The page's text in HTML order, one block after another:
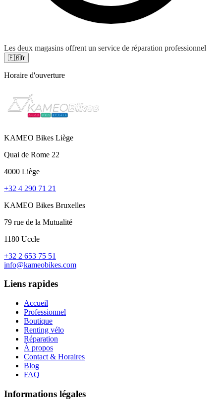
Les deux magasins offrent un service de réparation professionnel
🇫🇷fr
Horaire d'ouverture
KAMEO Bikes Liège
Quai de Rome 22
4000 Liège
+32 4 290 71 21
KAMEO Bikes Bruxelles
79 rue de la Mutualité
1180 Uccle
+32 2 653 75 51
info@kameobikes.com
Liens rapides
Accueil
Professionnel
Boutique
Renting vélo
Réparation
À propos
Contact & Horaires
Blog
FAQ
Informations légales